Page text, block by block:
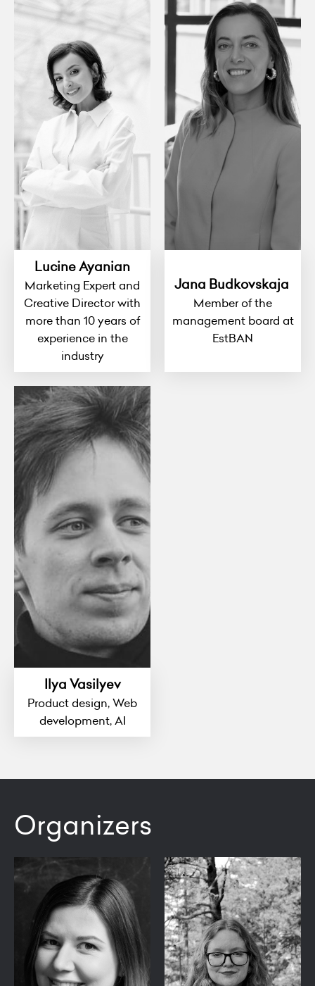
Lucine Ayanian
Marketing Expert and
Creative Director with
more than 10 years of
experience in the
industry
Jana Budkovskaja
Member of the
management board at
EstBAN
Ilya Vasilyev
Product design, Web
development, AI
Organizers